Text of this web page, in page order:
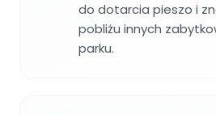
do dotarcia pieszo i
pobliżu innych
parku.